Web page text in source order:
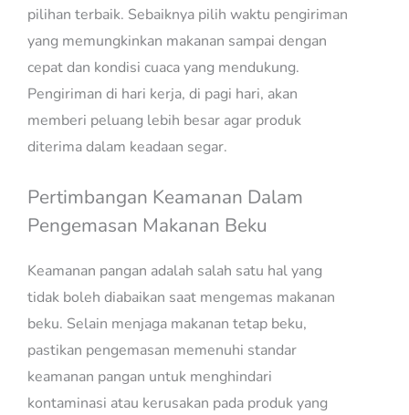
pilihan terbaik. Sebaiknya pilih waktu pengiriman
yang memungkinkan makanan sampai dengan
cepat dan kondisi cuaca yang mendukung.
Pengiriman di hari kerja, di pagi hari, akan
memberi peluang lebih besar agar produk
diterima dalam keadaan segar.
Pertimbangan Keamanan Dalam
Pengemasan Makanan Beku
Keamanan pangan adalah salah satu hal yang
tidak boleh diabaikan saat mengemas makanan
beku. Selain menjaga makanan tetap beku,
pastikan pengemasan memenuhi standar
keamanan pangan untuk menghindari
kontaminasi atau kerusakan pada produk yang